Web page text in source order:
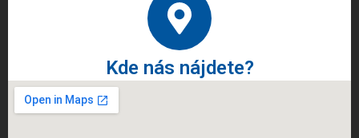
Kde nás nájdete?